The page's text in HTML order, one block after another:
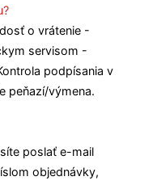
o vrátenie -
servisom -
podpísania v
peňazí/výmena.
poslať e-mail
objednávky,